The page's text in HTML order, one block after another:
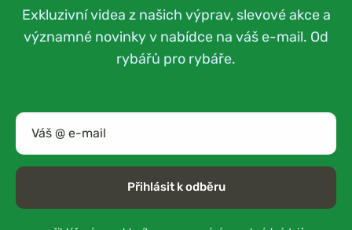
Exkluzivní videa z našich výprav, slevové akce a
významné novinky v nabídce na váš e-mail. Od
rybářů pro rybáře.
Přihlásit k odběru